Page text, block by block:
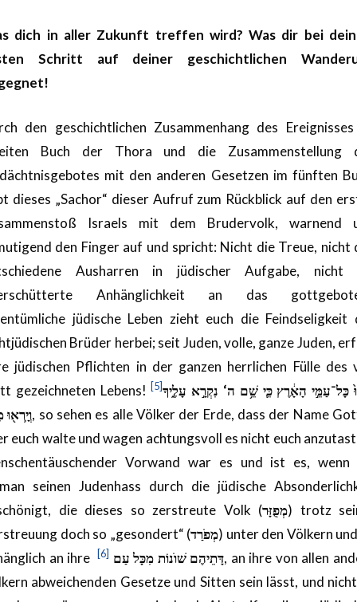
dich in aller Zukunft treffen wird? Was dir bei
Schritt auf deiner geschichtlichen
den geschichtlichen Zusammenhang des
Buch der Thora und die Zusammenstellung
mit den anderen Gesetzen im fünften
dieses „Sachor“ dieser Aufruf zum Rückblick auf den
Israels mit dem Brudervolk, warnend
den Finger auf und spricht: Nicht die Treue, nicht
Ausharren in jüdischer Aufgabe, nicht
Anhänglichkeit an das
jüdische Leben zieht euch die Feindseligkeit
Brüder herbei; seit Juden, volle, ganze Juden,
jüdischen Pflichten in der ganzen herrlichen Fülle des
gezeichneten Lebens![5]כָּל־עַמֵּ֣י הָאָ֔רֶץ כִּ֛י שֵׁ֥ם ה‘ נִקְרָ֣א עָלֶ֑יךָ
, so sehen es alle Völker der Erde, dass der Name
euch walte und wagen achtungsvoll es nicht euch
Vorwand war es und ist es, wenn
seinen Judenhass durch die jüdische
die dieses so zerstreute Volk (מְפֻזָּר) trotz
doch so „gesondert“ (מְפֹרַד) unter den Völkern
an ihre[6] דָּתֵיהֶם שׁונוֹת מִכָּל עַם
, an ihre von allen
abweichenden Gesetze und Sitten sein lässt, und